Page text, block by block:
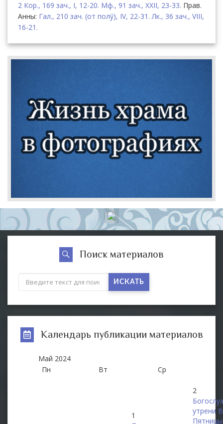
2 Кор., 169 зач., I, 12-20. Мф., 91 зач., XXII, 23-33. Прав.
Анны: Гал., 210 зач. (от полу́), IV, 22-31. Лк., 36 зач., VIII,
16-21.
Поиск материалов
ИСКАТЬ
Календарь публикации материалов
Май 2024
Пн
Вт Ср
1
2
утрени
Пятницы